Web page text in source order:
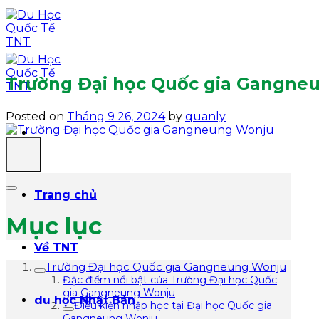
Skip
to
content
Trang chủ
Về TNT
du học Nhật Bản
Trường Đại học Quốc gia
Posted on Tháng 9 26, 2024 by quanly
Mục lục
Trường Đại học Quốc gia Gangneung Wonju
Đặc điểm nổi bật của Trường Đại học Quốc
gia Gangneung Wonju
Điều kiện nhập học tại Đại học Quốc gia